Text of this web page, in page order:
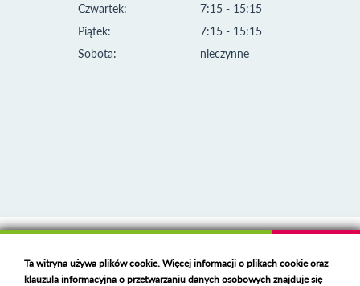
Czwartek:
Piątek:
Sobota:
7:15 - 15:15
7:15 - 15:15
nieczynne
Deklaracja dostępności
Ta witryna używa plików cookie. Więcej informacji o plikach cookie oraz
klauzula informacyjna o przetwarzaniu danych osobowych znajduje się